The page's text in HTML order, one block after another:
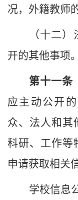
况，外籍教师
（十二
开的其他事项。
第十一条
应主动公开
众、法人和其
科研、工作等
申请获取相关
学校信息